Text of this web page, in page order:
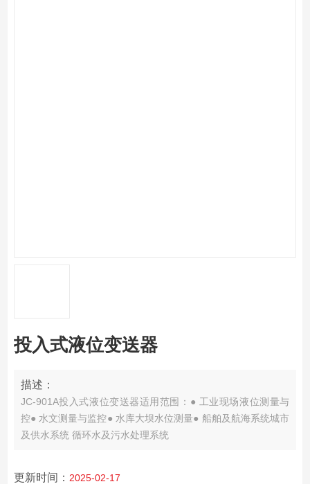
投入式液位变送器
描述：
JC-901A投入式液位变送器适用范围：● 工业现场液位测量与
控● 水文测量与监控● 水库大坝水位测量● 船舶及航海系统城市
及供水系统 循环水及污水处理系统
更新时间： 2025-02-17